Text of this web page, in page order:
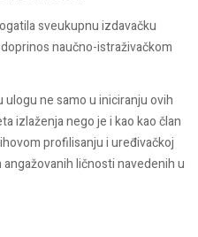
sveukupnu izdavačku
naučno-istraživačkom
ulogu ne samo u iniciranju ovih
izlaženja nego je i kao kao član
profilisanju i uređivačkoj
ličnosti navedenih u